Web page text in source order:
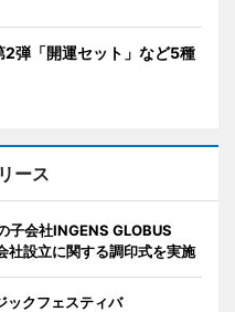
弾「開運セット」など5種
ース
子会社INGENS GLOBUS
社設立に関する調印式を実施
ックフェスティバ